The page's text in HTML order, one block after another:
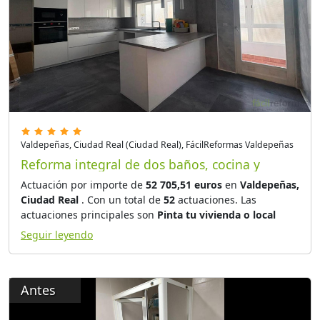
Valdepeñas, Ciudad Real (Ciudad Real), FácilReformas Valdepeñas
Reforma integral de dos baños, cocina y
pulido de parquet
Actuación por importe de 52 705,51 euros en Valdepeñas,
Ciudad Real . Con un total de 52 actuaciones. Las
actuaciones principales son Pinta tu vivienda o local
comercial con pintura al temple o plástica, Coordinación
de oficios y proveedores de tu obra de reforma, control
Plastic Composite). La totalidad de la reforma consta de
86partidas de obra y los trabajos de coordinación de
obra han sido llevados a cabo por
Seguir leyendo
Antes